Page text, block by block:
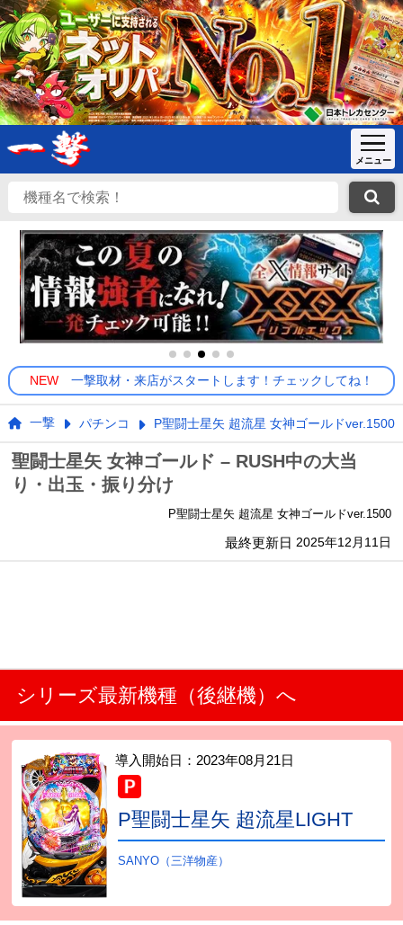
NEW 一撃取材・来店がスタートします！チェックしてね！
一撃 パチンコ P聖闘士星矢 超流星 女神ゴールドver.1500
聖闘士星矢 女神ゴールド – RUSH中の大当
り・出玉・振り分け
P聖闘士星矢 超流星 女神ゴールドver.1500
最終更新日 2025年12月11日
シリーズ最新機種（後継機）へ
導入開始日： 2023年08月21日
P聖闘士星矢 超流星LIGHT
SANYO（三洋物産）